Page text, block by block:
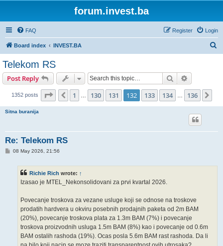
forum.invest.ba
FAQ Login
Register
Board index INVEST.BA
Telekom RS
Post Reply Search
1352 posts Page 132 of 136
Previous
1 130 131 132 133 134 136
Sitna buranija
Re: Telekom RS
P08 May 2026, 21:56
Richie Rich wrote: ↑
Izasao je MTEL_Nekonsolidovani za prvi kvartal 2026.
Povecanje troskova za vezane usluge koji se odnose na troskove
prodatih hardvera u okviru posebnih prodajnih paketa od 2m BAM
(20%), povecanje troskova plata za 1.3m BAM (7%) i povecanje
troskova proizvodnih usluga 1.5m BAM (8%) kao i povecanje od 0.6m
BAM ostalih rashoda (19%). Ocas posla 5.6m BAM rast rashoda. Da li